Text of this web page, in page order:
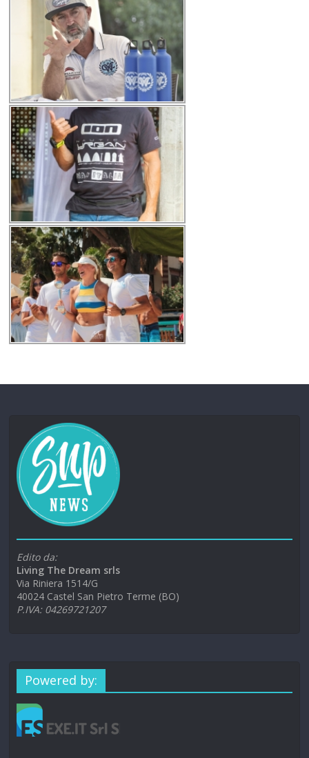
Edito da:
Living The Dream srls
Via Riniera 1514/G
40024 Castel San Pietro Terme (BO)
P.IVA: 04269721207
Powered by: